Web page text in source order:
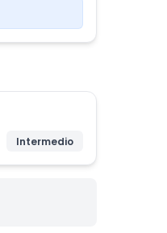
Intermedio